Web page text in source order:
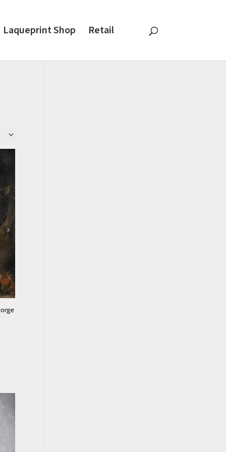
Laqueprint Shop Retail